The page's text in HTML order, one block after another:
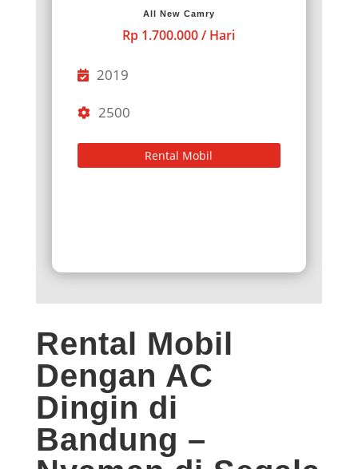
All New Camry
Rp 1.700.000 / Hari
2019
2500
Rental Mobil
Rental Mobil
Dengan AC
Dingin di
Bandung –